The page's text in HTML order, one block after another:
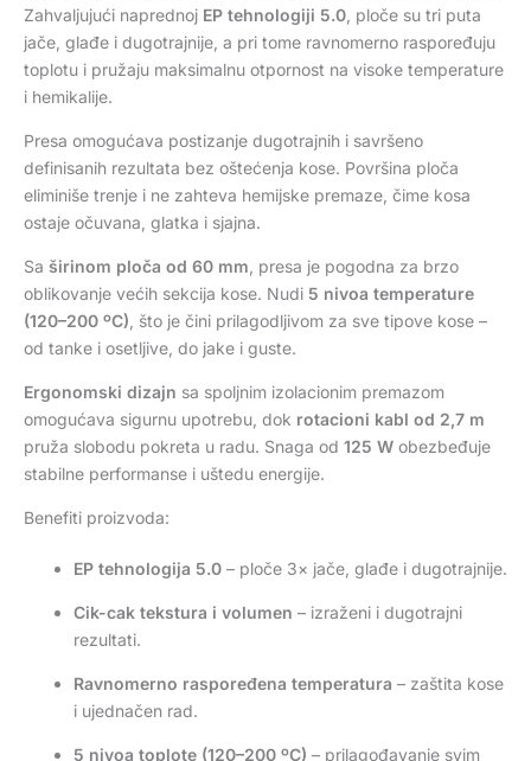
Zahvaljujući naprednoj EP tehnologiji 5.0 , ploče su tri puta
jače, glađe i dugotrajnije, a pri tome ravnomerno raspoređuju
toplotu i pružaju maksimalnu otpornost na visoke temperature
i hemikalije.
Presa omogućava postizanje dugotrajnih i savršeno
definisanih rezultata bez oštećenja kose. Površina ploča
eliminiše trenje i ne zahteva hemijske premaze, čime kosa
ostaje očuvana, glatka i sjajna.
Sa širinom ploča od 60 mm , presa je pogodna za brzo
oblikovanje većih sekcija kose. Nudi 5 nivoa temperature
(120–200 ºC) , što je čini prilagodljivom za sve tipove kose –
od tanke i osetljive, do jake i guste.
Ergonomski dizajn sa spoljnim izolacionim premazom
omogućava sigurnu upotrebu, dok rotacioni kabl od 2,7 m
pruža slobodu pokreta u radu. Snaga od 125 W obezbeđuje
stabilne performanse i uštedu energije.
Benefiti proizvoda:
EP tehnologija 5.0 – ploče 3× jače, glađe i dugotrajnije.
Cik-cak tekstura i volumen – izraženi i dugotrajni
rezultati.
Ravnomerno raspoređena temperatura – zaštita kose
i ujednačen rad.
5 nivoa toplote (120–200 ºC) – prilagođavanje svim